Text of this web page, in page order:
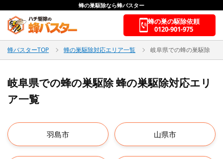
蜂の巣駆除なら蜂バスター
蜂の巣の駆除依頼
0120-901-975
蜂バスターTOP 蜂の巣駆除対応エリア一覧 岐阜県での蜂の巣駆除
岐阜県での蜂の巣駆除 蜂の巣駆除対応エリ
ア一覧
羽島市 山県市